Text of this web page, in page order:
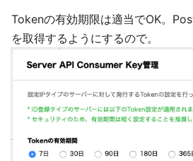
Tokenの有効期限は適当でOK。
を取得するようにするので。